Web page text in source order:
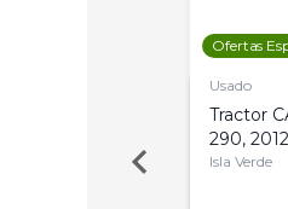
Ofertas
Usado
Tractor
290,
Isla Verde